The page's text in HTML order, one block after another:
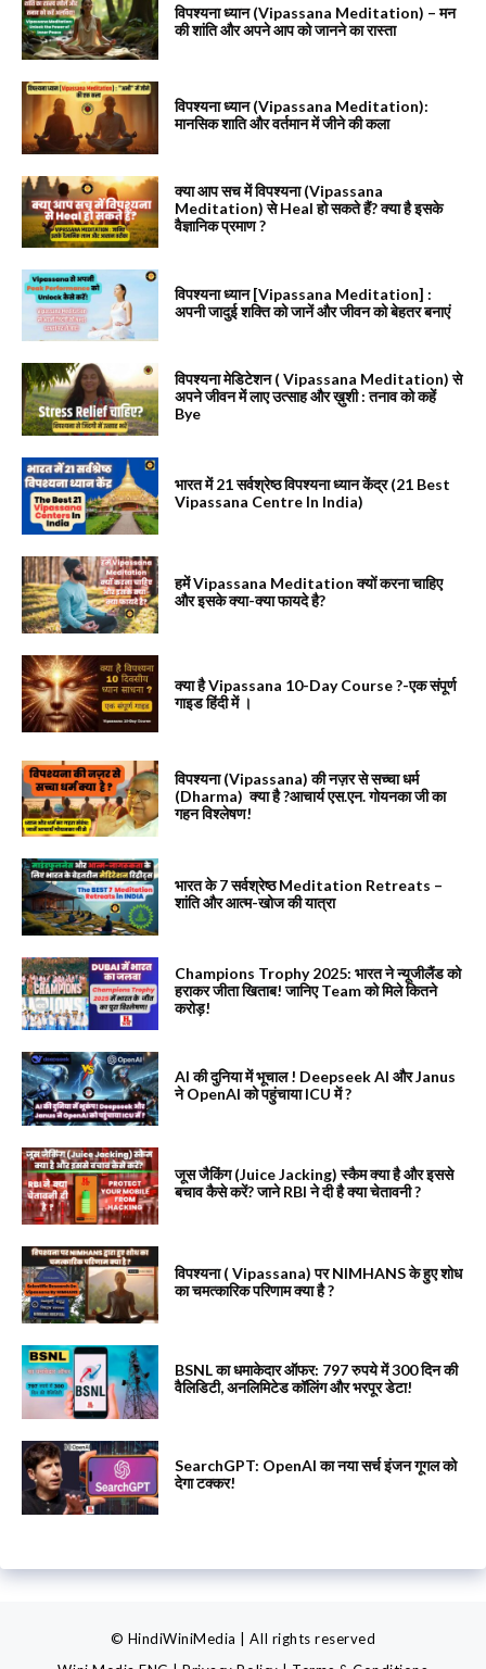
विपश्यना ध्यान (Vipassana Meditation) – मन
की शांति और अपने आप को जानने का रास्ता
विपश्यना ध्यान (Vipassana Meditation):
मानसिक शाति और वर्तमान में जीने की कला
क्या आप सच में विपश्यना (Vipassana
Meditation) से Heal हो सकते हैं? क्या है इसके
वैज्ञानिक प्रमाण ?
विपश्यना ध्यान [Vipassana Meditation] :
अपनी जादुई शक्ति को जानें और जीवन को बेहतर बनाएं
विपश्यना मेडिटेशन ( Vipassana Meditation) से
अपने जीवन में लाए उत्साह और ख़ुशी : तनाव को कहें
Bye
भारत में 21 सर्वश्रेष्ठ विपश्यना ध्यान केंद्र (21 Best
Vipassana Centre In India)
हमें Vipassana Meditation क्यों करना चाहिए
और इसके क्या-क्या फायदे है?
क्या है Vipassana 10-Day Course ?-एक संपूर्ण
गाइड हिंदी में ।
विपश्यना (Vipassana) की नज़र से सच्चा धर्म
(Dharma) क्या है ?आचार्य एस.एन. गोयनका जी का
गहन विश्लेषण!
भारत के 7 सर्वश्रेष्ठ Meditation Retreats –
शांति और आत्म-खोज की यात्रा
Champions Trophy 2025: भारत ने न्यूजीलैंड को
हराकर जीता खिताब! जानिए Team को मिले कितने
करोड़!
AI की दुनिया में भूचाल ! Deepseek AI और Janus
ने OpenAI को पहुंचाया ICU में ?
जूस जैकिंग (Juice Jacking) स्कैम क्या है और इससे
बचाव कैसे करें? जाने RBI ने दी है क्या चेतावनी ?
विपश्यना ( Vipassana) पर NIMHANS के हुए शोध
का चमत्कारिक परिणाम क्या है ?
BSNL का धमाकेदार ऑफर: 797 रुपये में 300 दिन की
वैलिडिटी, अनलिमिटेड कॉलिंग और भरपूर डेटा!
SearchGPT: OpenAI का नया सर्च इंजन गूगल को
देगा टक्कर!
© HindiWiniMedia | All rights reserved